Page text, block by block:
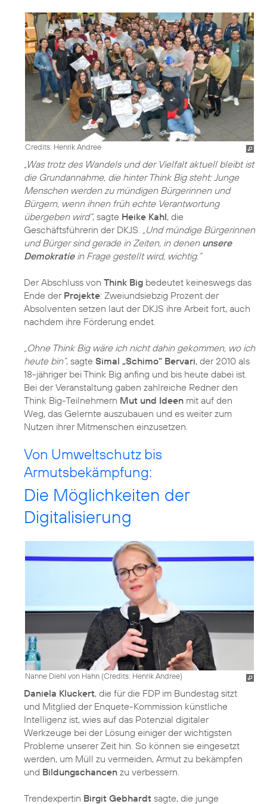
Credits: Henrik Andree
„Was trotz des Wandels und der Vielfalt aktuell bleibt ist
die Grundannahme, die hinter Think Big steht: Junge
Menschen werden zu mündigen Bürgerinnen und
Bürgern, wenn ihnen früh echte Verantwortung
übergeben wird“, sagte Heike Kahl, die
Geschäftsführerin der DKJS. „Und mündige Bürgerinnen
und Bürger sind gerade in Zeiten, in denen unsere
Demokratiein Frage gestellt wird, wichtig.“
Der Abschluss von Think Big bedeutet keineswegs das
Ende der Projekte: Zweiundsiebzig Prozent der
Absolventen setzen laut der DKJS ihre Arbeit fort, auch
nachdem ihre Förderung endet.
„Ohne Think Big wäre ich nicht dahin gekommen, wo ich
heute bin“, sagte Simal „Schimo“ Bervari, der 2010 als
18-jähriger bei Think Big anfing und bis heute dabei ist.
Bei der Veranstaltung gaben zahlreiche Redner den
Think Big-Teilnehmern Mut und Ideen mit auf den
Weg, das Gelernte auszubauen und es weiter zum
Nutzen ihrer Mitmenschen einzusetzen.
Von Umweltschutz bis
Armutsbekämpfung:
Die Möglichkeiten der
Digitalisierung
Nanne Diehl von Hahn (Credits: Henrik Andree)
Daniela Kluckert, die für die FDP im Bundestag sitzt
und Mitglied der Enquete-Kommission künstliche
Intelligenz ist, wies auf das Potenzial digitaler
Werkzeuge bei der Lösung einiger der wichtigsten
Probleme unserer Zeit hin. So können sie eingesetzt
werden, um Müll zu vermeiden, Armut zu bekämpfen
und Bildungschancen zu verbessern.
Trendexpertin Birgit Gebhardt sagte, die junge